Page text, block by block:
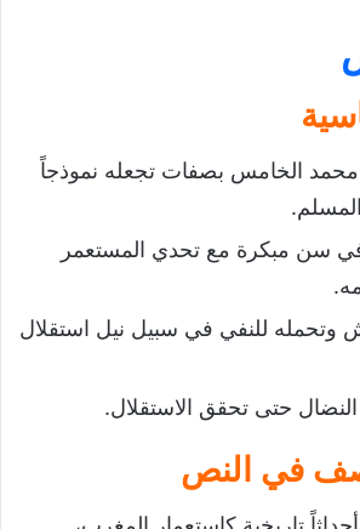
الخامس بصفات تجعله نموذجاً
سن مبكرة مع تحدي المستعمر
وتحمله للنفي في سبيل نيل استقلال
حتى تحقق الاستقلال.
في النص